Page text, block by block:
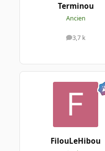
Terminou
Ancien
3,7 k
messages
FilouLeHibou